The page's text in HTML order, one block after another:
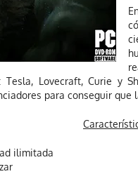
Tesla, Lovecraft, Curie y
para conseguir que
ilimitada